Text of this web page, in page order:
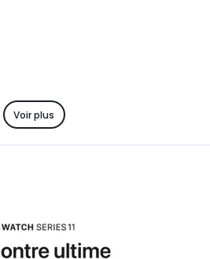
Voir plus